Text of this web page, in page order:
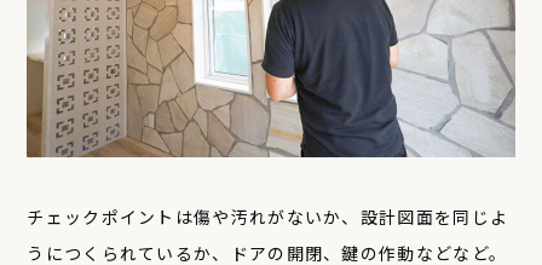
チェックポイントは傷や汚れがないか、設計図面を同じよ
うにつくられているか、ドアの開閉、鍵の作動などなど。